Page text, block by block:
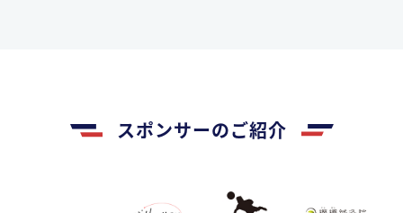
スポンサーのご紹介